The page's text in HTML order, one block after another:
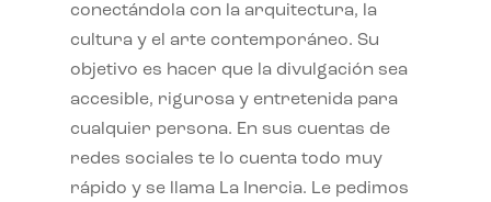
conectándola con la arquitectura, la
cultura y el arte contemporáneo. Su
objetivo es hacer que la divulgación sea
accesible, rigurosa y entretenida para
cualquier persona. En sus cuentas de
redes sociales te lo cuenta todo muy
rápido y se llama La Inercia. Le pedimos